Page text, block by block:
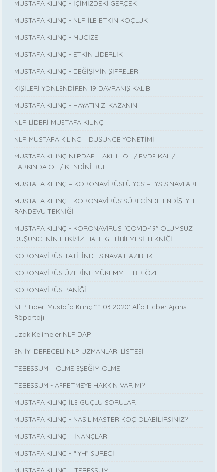
MUSTAFA KILINÇ - İÇİMİZDEKİ GERÇEK
MUSTAFA KILINÇ - NLP İLE ETKİN KOÇLUK
MUSTAFA KILINÇ - MUCİZE
MUSTAFA KILINÇ - ETKİN LİDERLİK
MUSTAFA KILINÇ - DEĞİŞİMİN ŞİFRELERİ
KİŞİLERİ YÖNLENDİREN 19 DAVRANIŞ KALIBI
MUSTAFA KILINÇ - HAYATINIZI KAZANIN
NLP LİDERİ MUSTAFA KILINÇ
NLP MUSTAFA KILINÇ – DÜŞÜNCE YÖNETİMİ
MUSTAFA KILINÇ NLPDAP – AKILLI OL / EVDE KAL /
FARKINDA OL / KENDİNİ BUL
MUSTAFA KILINÇ – KORONAVİRÜSLÜ YGS – LYS SINAVLARI
MUSTAFA KILINÇ - KORONAVİRÜS SÜRECİNDE ENDİŞEYLE
RANDEVU TEKNİĞİ
MUSTAFA KILINÇ - KORONAVİRÜS "COVID-19" OLUMSUZ
DÜŞÜNCENİN ETKİSİZ HALE GETİRİLMESİ TEKNİĞİ
KORONAVİRÜS TATİLİNDE SINAVA HAZIRLIK
KORONAVİRÜS ÜZERİNE MÜKEMMEL BIR ÖZET
KORONAVİRÜS PANİĞİ
NLP Lideri Mustafa Kılınç '11.03.2020' Alfa Haber Ajansı
Röportajı
Uzak Kelimeler NLP DAP
EN İYİ DERECELİ NLP UZMANLARI LİSTESİ
TEBESSÜM – ÖLME EŞEĞİM ÖLME
TEBESSÜM - AFFETMEYE HAKKIN VAR MI?
MUSTAFA KILINÇ İLE GÜÇLÜ SORULAR
MUSTAFA KILINÇ - NASIL MASTER KOÇ OLABİLİRSİNİZ?
MUSTAFA KILINÇ – İNANÇLAR
MUSTAFA KILINÇ - “İYH” SÜRECİ